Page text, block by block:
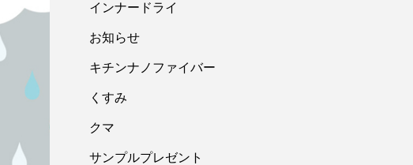
インナードライ
お知らせ
キチンナノファイバー
くすみ
クマ
サンプルプレゼント